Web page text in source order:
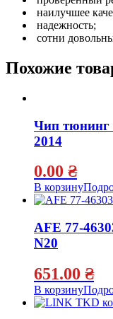
наилучшее
надежность;
сотни
Похожие
Чип тюнинг
2014
0.00 ₴
В корзину
AFE 77-
N20
651.00 ₴
В корзину